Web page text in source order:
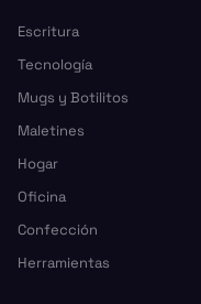
Escritura
Tecnología
Mugs y Botilitos
Maletines
Hogar
Oficina
Confección
Herramientas